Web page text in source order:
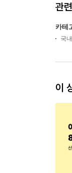
관
카테
국
이